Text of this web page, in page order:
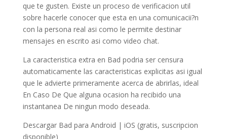
que te gusten. Existe un proceso de verificacion util
sobre hacerle conocer que esta en una comunicacii?n
con la persona real asi­ como le permite destinar
mensajes en escrito asi­ como video chat.
La caracteristica extra en Bad podri­a ser censura
automaticamente las caracteristicas explicitas asi­ igual
que le advierte primeramente acerca de abrirlas, ideal
En Caso De Que alguna ocasion ha recibido una
instantanea De ningun modo deseada.
Descargar Bad para Android | iOS (gratis, suscripcion
disponible)